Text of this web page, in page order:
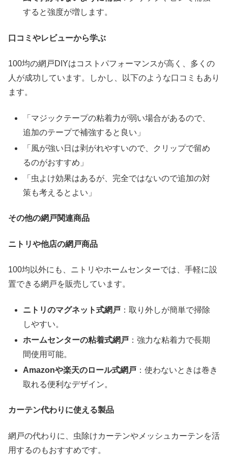
すると強度が増します。
口コミやレビューから学ぶ
100均の網戸DIYはコストパフォーマンスが高く、多くの
人が成功しています。しかし、以下のような口コミもあり
ます。
「マジックテープの粘着力が弱い場合があるので、
追加のテープで補強すると良い」
「風が強い日は剥がれやすいので、クリップで留め
るのがおすすめ」
「虫よけ効果はあるが、完全ではないので追加の対
策も考えるとよい」
その他の網戸関連商品
ニトリや他店の網戸商品
100均以外にも、ニトリやホームセンターでは、手軽に設
置できる網戸を販売しています。
ニトリのマグネット式網戸 ：取り外しが簡単で掃除
しやすい。
ホームセンターの粘着式網戸 ：強力な粘着力で長期
間使用可能。
Amazonや楽天のロール式網戸 ：使わないときは巻き
取れる便利なデザイン。
カーテン代わりに使える製品
網戸の代わりに、虫除けカーテンやメッシュカーテンを活
用するのもおすすめです。